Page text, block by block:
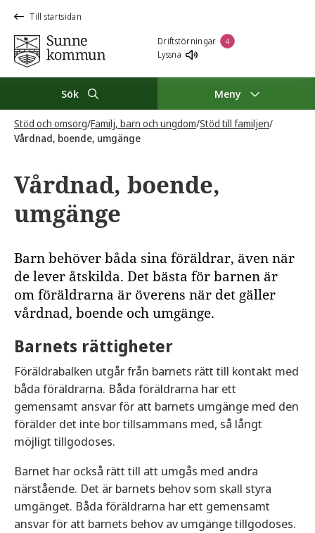
Till startsidan
Driftstörningar 4
Lyssna
Sök Meny
Stöd och omsorg/Familj, barn och ungdom/Stöd till familjen/
Vårdnad, boende, umgänge
Vårdnad, boende,
umgänge
Barn behöver båda sina föräldrar, även när
de lever åtskilda. Det bästa för barnen är
om föräldrarna är överens när det gäller
vårdnad, boende och umgänge.
Barnets rättigheter
Föräldrabalken utgår från barnets rätt till kontakt med
båda föräldrarna. Båda föräldrarna har ett
gemensamt ansvar för att barnets umgänge med den
förälder det inte bor tillsammans med, så långt
möjligt tillgodoses.
Barnet har också rätt till att umgås med andra
närstående. Det är barnets behov som skall styra
umgänget. Båda föräldrarna har ett gemensamt
ansvar för att barnets behov av umgänge tillgodoses.